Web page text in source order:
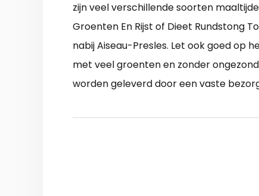
zijn veel verschillende soorten
Groenten En Rijst of Dieet Rundstong
nabij Aiseau-Presles. Let ook goed op
met veel groenten en zonder
worden geleverd door een vaste